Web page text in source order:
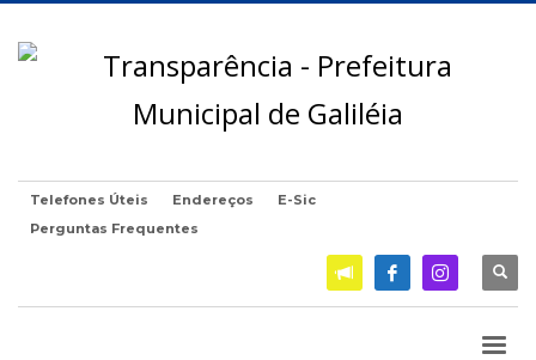
Telefones Úteis Endereços
E-Sic
Perguntas Frequentes